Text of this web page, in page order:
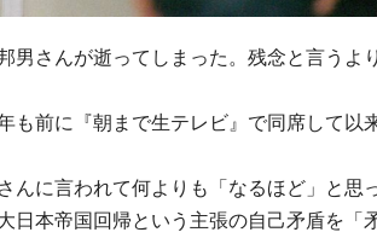
男さんが逝ってしまった。残念と言うよ
も前に『朝まで生テレビ』で同席して以
んに言われて何よりも「なるほど」と思
日本帝国回帰という主張の自己矛盾を「